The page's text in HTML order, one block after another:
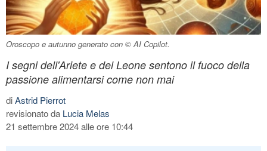
Oroscopo e autunno generato con © AI Copilot.
I segni dell'Ariete e del Leone sentono il fuoco della
passione alimentarsi come non mai
diAstrid Pierrot
revisionato da Lucia Melas
21 settembre 2024 alle ore 10:44